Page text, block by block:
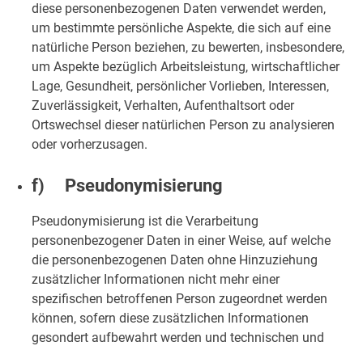
diese personenbezogenen Daten verwendet werden,
um bestimmte persönliche Aspekte, die sich auf eine
natürliche Person beziehen, zu bewerten, insbesondere,
um Aspekte bezüglich Arbeitsleistung, wirtschaftlicher
Lage, Gesundheit, persönlicher Vorlieben, Interessen,
Zuverlässigkeit, Verhalten, Aufenthaltsort oder
Ortswechsel dieser natürlichen Person zu analysieren
oder vorherzusagen.
f) Pseudonymisierung
Pseudonymisierung ist die Verarbeitung
personenbezogener Daten in einer Weise, auf welche
die personenbezogenen Daten ohne Hinzuziehung
zusätzlicher Informationen nicht mehr einer
spezifischen betroffenen Person zugeordnet werden
können, sofern diese zusätzlichen Informationen
gesondert aufbewahrt werden und technischen und